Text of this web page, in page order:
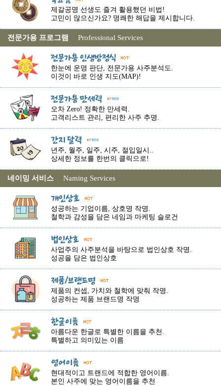
제갈공명 선생도 즐겨 활용했던 비법!
고민이 많으신가요? 명쾌한 해답을 제시합니다.
전문가용 프로그램 Professional Services
한눈에 운명 판단, 전문가용 사주분석도.
이것이 바로 인생 지도(MAP)!
오차 Zero! 정확한 만세력.
고객리스트 관리, 편리한 사주 추명.
년주, 월주, 일주, 시주, 절입일시..
상세한 정보를 한번의 클릭으로!
네이밍 서비스 Naming Services
성공하는 기업이름, 상호명 작명.
철학과 감성을 담은 네임과 마케팅 슬로건
사업주의 사주분석을 바탕으로 법인상호 작명.
성공을 담은 법인상호
제품의 컨셉, 가치와 철학에 맞춰 작명.
성공하는 제품 브랜드명 작명
아름다운 한글로 특별한 이름을 추천.
특별하고 의미있는 이름
현대적이고 트랜드에 적합한 영어이름.
본인 사주에 맞는 영어이름을 추천